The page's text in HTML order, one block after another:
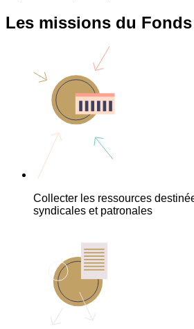
Les missions du Fonds
Collecter les ressources
syndicales et patronales